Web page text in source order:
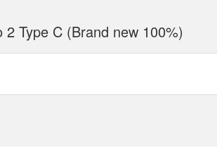
Type C (Brand new 100%)